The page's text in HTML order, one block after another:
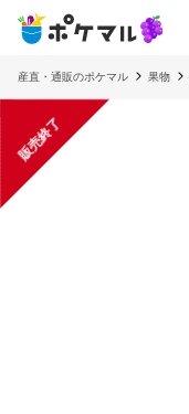
産直・通販のポケマル 果物
販売終了